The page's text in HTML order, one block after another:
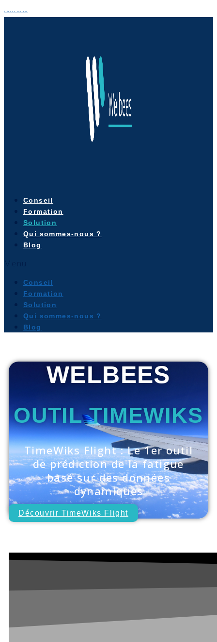
Aller au contenu
Conseil
Formation
Solution
Qui sommes-nous ?
Blog
Conseil
Formation
Solution
Qui sommes-nous ?
Blog
WELBEES
OUTIL TIMEWIKS
TimeWiks Flight : Le 1er outil
de prédiction de la fatigue
basé sur des données
dynamiques
Découvrir TimeWiks Flight